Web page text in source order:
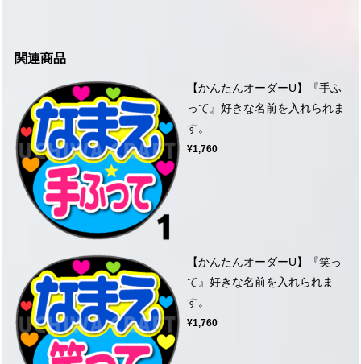
関連商品
【かんたんオーダーU】『手ふ
って』好きな名前を入れられま
す。
¥1,760
【かんたんオーダーU】『笑っ
て』好きな名前を入れられま
す。
¥1,760